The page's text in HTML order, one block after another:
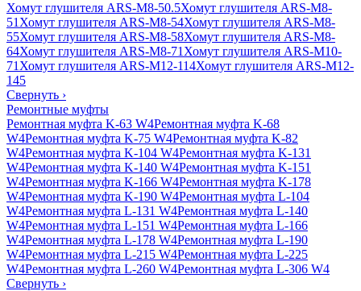
Хомут глушителя ARS-M8-50.5Хомут глушителя ARS-M8-
51 Хомут глушителя ARS-M8-54Хомут глушителя ARS-M8-
55Хомут глушителя ARS-M8-58Хомут глушителя ARS-M8-
64Хомут глушителя ARS-M8-71 Хомут глушителя ARS-M10-
71 Хомут глушителя ARS-M12-114Хомут глушителя ARS-M12-
145
Свернуть ›
Ремонтные муфты
Ремонтная муфта K-63 W4Ремонтная муфта K-68
W4Ремонтная муфта K-75 W4Ремонтная муфта K-82
W4Ремонтная муфта K-104 W4Ремонтная муфта K-131
W4Ремонтная муфта K-140 W4Ремонтная муфта K-151
W4Ремонтная муфта K-166 W4Ремонтная муфта K-178
W4Ремонтная муфта K-190 W4Ремонтная муфта L-104
W4Ремонтная муфта L-131 W4Ремонтная муфта L-140
W4Ремонтная муфта L-151 W4Ремонтная муфта L-166
W4Ремонтная муфта L-178 W4Ремонтная муфта L-190
W4Ремонтная муфта L-215 W4Ремонтная муфта L-225
W4Ремонтная муфта L-260 W4Ремонтная муфта L-306 W4
Свернуть ›